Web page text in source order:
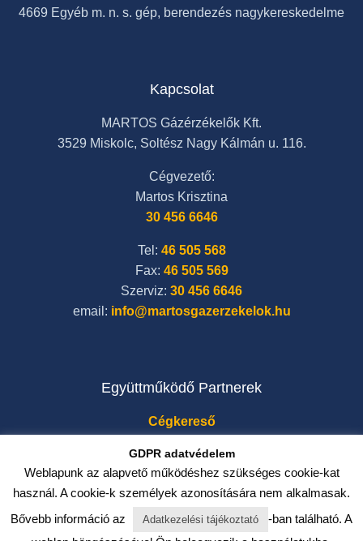
4669 Egyéb m. n. s. gép, berendezés nagykereskedelme
Kapcsolat
MARTOS Gázérzékelők Kft.
3529 Miskolc, Soltész Nagy Kálmán u. 116.
Cégvezető:
Martos Krisztina
30 456 6646
Tel: 46 505 568
Fax: 46 505 569
Szerviz: 30 456 6646
email: info@martosgazerzekelok.hu
Együttműködő Partnerek
Cégkereső
GDPR adatvédelem
Weblapunk az alapvető működéshez szükséges cookie-kat
használ. A cookie-k személyek azonosítására nem alkalmasak.
Bővebb információ az
Adatkezelési tájékoztató
-ban található. A